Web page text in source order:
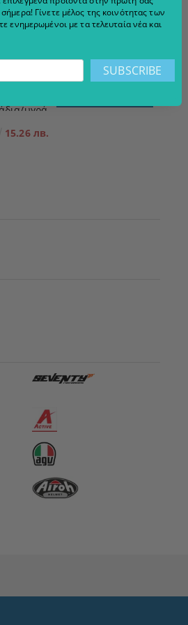
υγρά
15.26 лв.
Γίνετε μέλος της κοινότητας των
ενημερωμένοι με τα τελευταία νέα και